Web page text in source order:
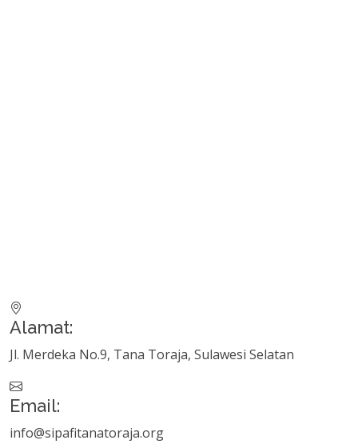
Alamat:
Jl. Merdeka No.9, Tana Toraja, Sulawesi Selatan
Email:
info@sipafitanatoraja.org